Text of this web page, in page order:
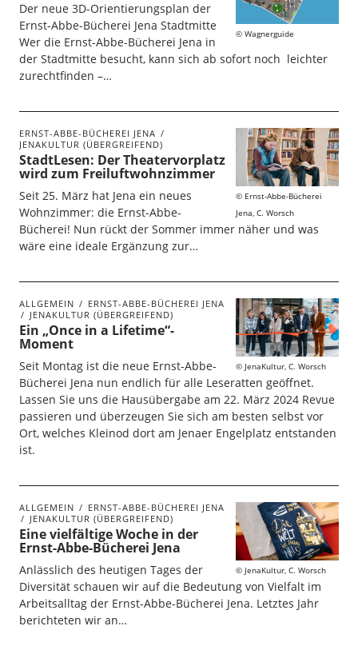
Wagnerguide
Der neue 3D-Orientierungsplan der
Ernst-Abbe-Bücherei Jena Stadtmitte
Wer die Ernst-Abbe-Bücherei Jena in
der Stadtmitte besucht, kann sich ab sofort noch leichter
zurechtfinden –…
Ernst-Abbe-Bücherei
Jena, C. Worsch
ERNST-ABBE-BÜCHEREI JENA
JENAKULTUR (ÜBERGREIFEND)
StadtLesen: Der Theatervorplatz
wird zum Freiluftwohnzimmer
Seit 25. März hat Jena ein neues
Wohnzimmer: die Ernst-Abbe-
Bücherei! Nun rückt der Sommer immer näher und was
wäre eine ideale Ergänzung zur…
JenaKultur, C. Worsch
ALLGEMEIN
ERNST-ABBE-BÜCHEREI JENA
JENAKULTUR (ÜBERGREIFEND)
Ein „Once in a Lifetime“-
Moment
Seit Montag ist die neue Ernst-Abbe-
Bücherei Jena nun endlich für alle Leseratten geöffnet.
Lassen Sie uns die Hausübergabe am 22. März 2024 Revue
passieren und überzeugen Sie sich am besten selbst vor
Ort, welches Kleinod dort am Jenaer Engelplatz entstanden
ist.
JenaKultur, C. Worsch
ALLGEMEIN
ERNST-ABBE-BÜCHEREI JENA
JENAKULTUR (ÜBERGREIFEND)
Eine vielfältige Woche in der
Ernst-Abbe-Bücherei Jena
Anlässlich des heutigen Tages der
Diversität schauen wir auf die Bedeutung von Vielfalt im
Arbeitsalltag der Ernst-Abbe-Bücherei Jena. Letztes Jahr
berichteten wir an…